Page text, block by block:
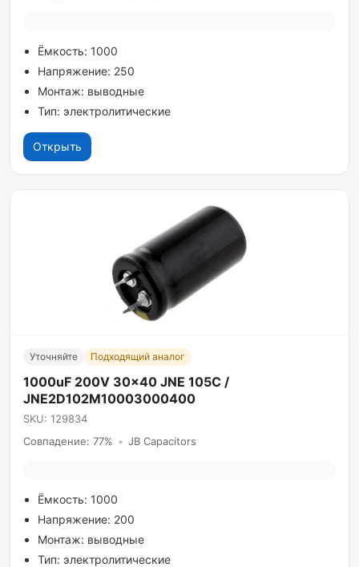
Ёмкость: 1000
Напряжение: 250
Монтаж: выводные
Тип: электролитические
Открыть
Уточняйте Подходящий аналог
1000uF 200V 30x40 JNE 105C /
JNE2D102M10003000400
SKU: 129834
Совпадение: 77% • JB Capacitors
Ёмкость: 1000
Напряжение: 200
Монтаж: выводные
Тип: электролитические